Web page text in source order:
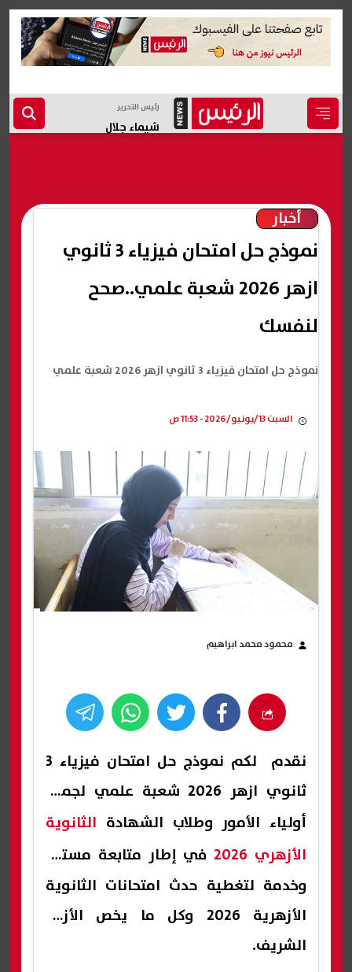
رئيس التحرير
شيماء جلال
أخبار
نموذج حل امتحان فيزياء 3 ثانوي ازهر 2026 شعبة علمي
نموذج حل امتحان فيزياء 3 ثانوي
ازهر 2026 شعبة علمي..صحح
لنفسك
السبت 13/يونيو/2026 - 11:53 ص
محمود محمد ابراهيم
نقدم لكم نموذج حل امتحان فيزياء 3
ثانوي ازهر 2026 شعبة علمي لجميع
أولياء الأمور وطلاب الشهادة الثانوية
الأزهري 2026
في إطار متابعة مستمر
وخدمة لتغطية حدث امتحانات الثانوية
الأزهرية 2026 وكل ما يخص الأزهر
الشريف.